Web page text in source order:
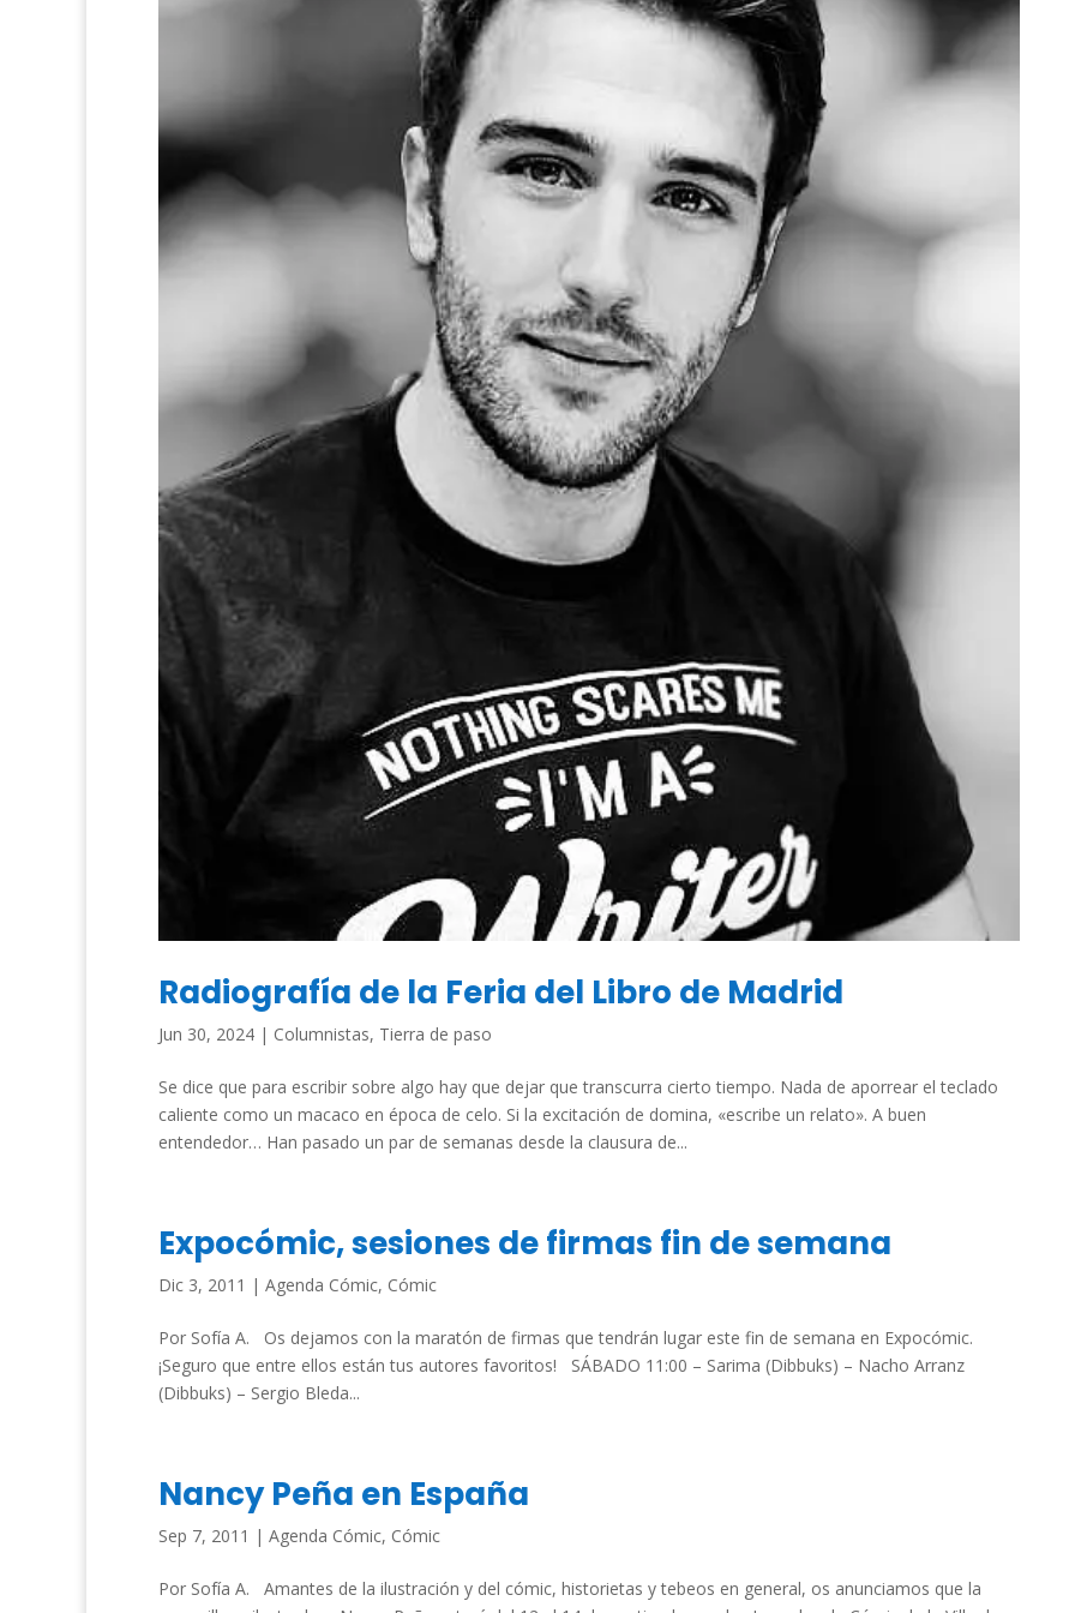
Radiografía de la Feria del Libro de Madrid
Jun 30, 2024 | Columnistas, Tierra de paso
Se dice que para escribir sobre algo hay que dejar que transcurra cierto tiempo. Nada de aporrear el teclado
caliente como un macaco en época de celo. Si la excitación de domina, «escribe un relato». A buen
entendedor… Han pasado un par de semanas desde la clausura de...
Expocómic, sesiones de firmas fin de semana
Dic 3, 2011 | Agenda Cómic, Cómic
Por Sofía A. Os dejamos con la maratón de firmas que tendrán lugar este fin de semana en Expocómic.
¡Seguro que entre ellos están tus autores favoritos! SÁBADO 11:00 – Sarima (Dibbuks) – Nacho Arranz
(Dibbuks) – Sergio Bleda...
Nancy Peña en España
Sep 7, 2011 | Agenda Cómic, Cómic
Por Sofía A. Amantes de la ilustración y del cómic, historietas y tebeos en general, os anunciamos que la